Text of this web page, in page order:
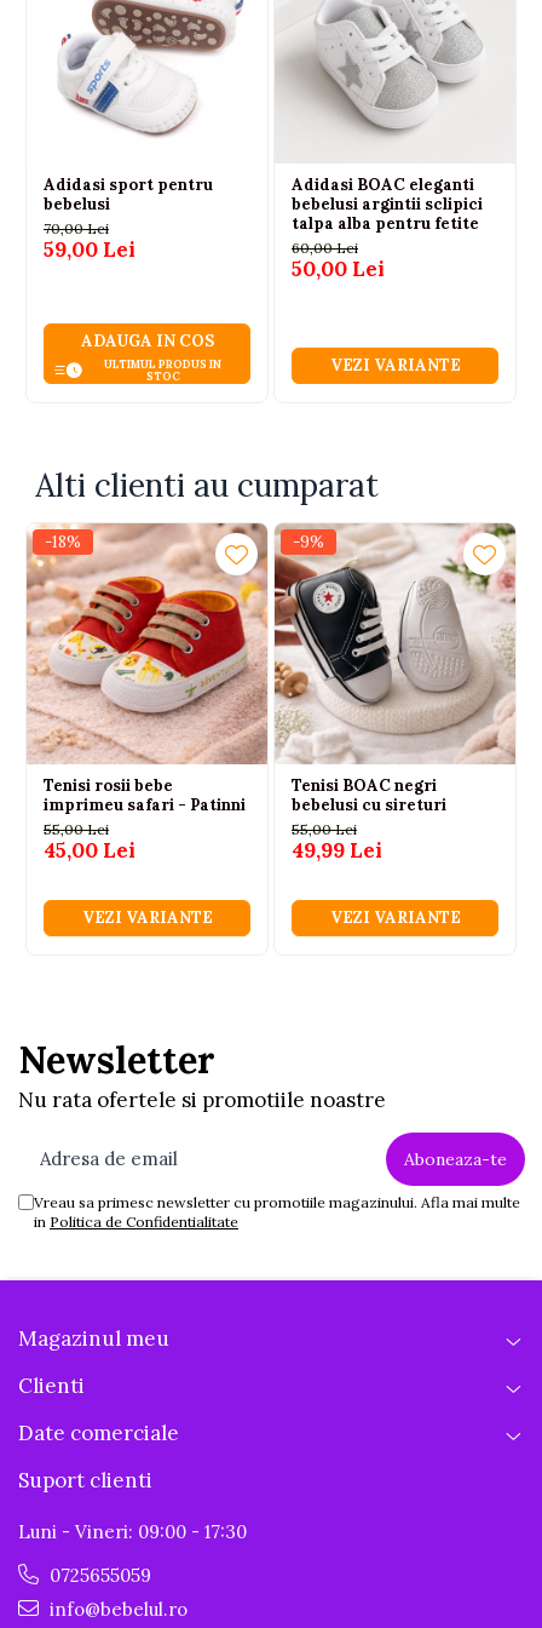
Adidasi sport pentru
bebelusi
70,00 Lei
59,00 Lei
ADAUGA IN COS
ULTIMUL PRODUS IN
STOC
Adidasi BOAC eleganti
bebelusi argintii sclipici
talpa alba pentru fetite
60,00 Lei
50,00 Lei
VEZI VARIANTE
Alti clienti au cumparat
-18%
Tenisi rosii bebe
imprimeu safari - Patinni
55,00 Lei
45,00 Lei
VEZI VARIANTE
-9%
Tenisi BOAC negri
bebelusi cu sireturi
55,00 Lei
49,99 Lei
VEZI VARIANTE
Newsletter
Nu rata ofertele si promotiile noastre
Vreau sa primesc newsletter cu promotiile magazinului. Afla mai multe
in Politica de Confidentialitate
Magazinul meu
Clienti
Date comerciale
Suport clienti
Luni - Vineri: 09:00 - 17:30
0725655059
info@bebelul.ro